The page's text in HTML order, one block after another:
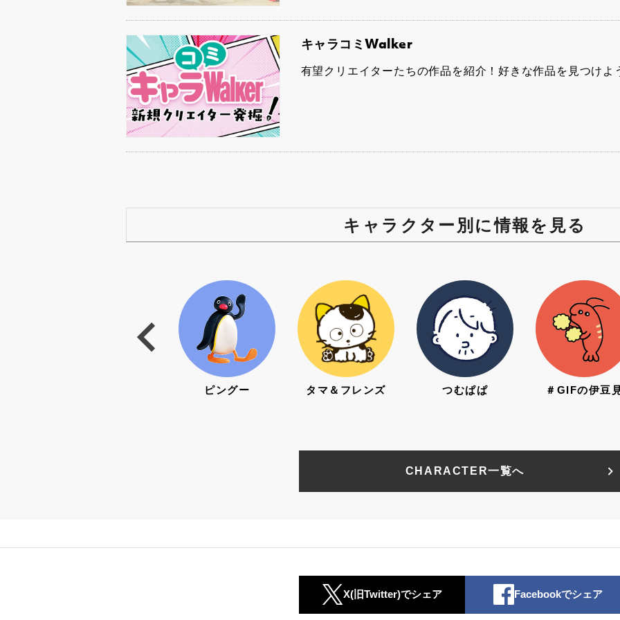
キャラコミWalker
有望クリエイターたちの作品を紹介！好きな作品を見つけよ
キャラクター別に情報を見る
ピングー タマ＆フレンズ つむぱぱ ＃GIFの伊豆
CHARACTER一覧へ
X(旧Twitter)でシェア Facebookでシェア